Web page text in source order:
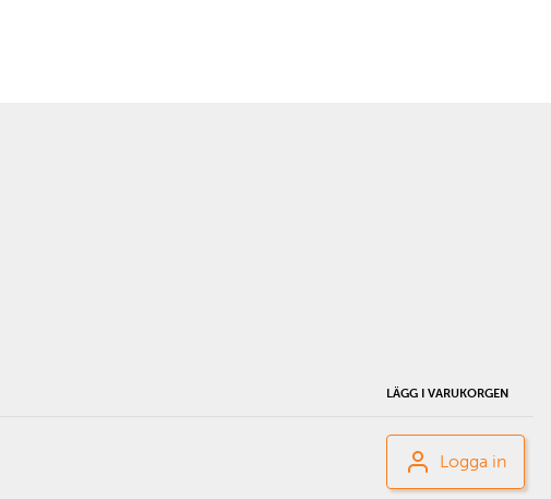
LÄGG I VARUKORGEN
Logga in